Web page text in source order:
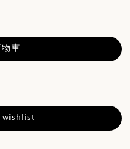
物車
wishlist